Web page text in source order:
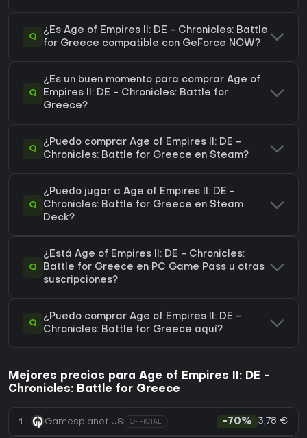
Q
¿Es Age of Empires II: DE - Chronicles: Battle
for Greece compatible con GeForce NOW?
Q
¿Es un buen momento para comprar Age of
Empires II: DE - Chronicles: Battle for
Greece?
Q
¿Puedo comprar Age of Empires II: DE -
Chronicles: Battle for Greece en Steam?
Q
¿Puedo jugar a Age of Empires II: DE -
Chronicles: Battle for Greece en Steam
Deck?
Q
¿Está Age of Empires II: DE - Chronicles:
Battle for Greece en PC Game Pass u otras
suscripciones?
Q
¿Puedo comprar Age of Empires II: DE -
Chronicles: Battle for Greece aquí?
Mejores precios para Age of Empires II: DE -
Chronicles: Battle for Greece
1 Gamesplanet US OFFICIAL -70% 3,78 €